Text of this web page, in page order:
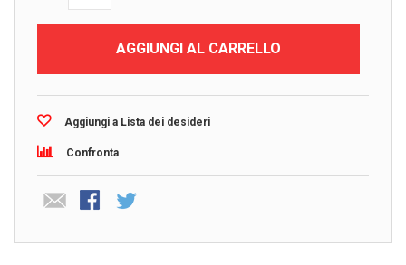
AGGIUNGI AL CARRELLO
Aggiungi a Lista dei desideri
Confronta